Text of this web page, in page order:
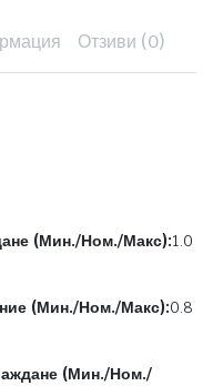
Отзиви (0)
(Мин./Ном./Макс):1.0
(Мин./Ном./Макс):0.8
(Мин./Ном./